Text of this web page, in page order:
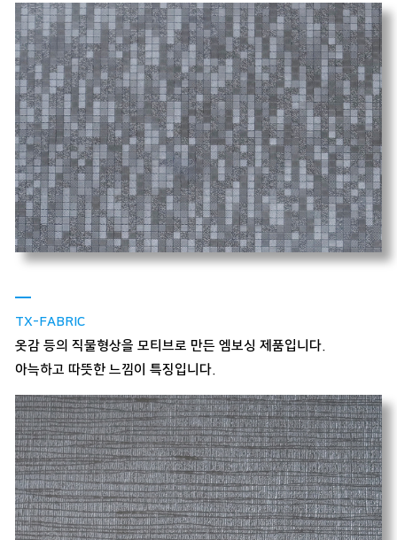
TX-FABRIC
옷감 등의 직물형상을 모티브로 만든 엠보싱 제품입니다.
아늑하고 따뜻한 느낌이 특징입니다.